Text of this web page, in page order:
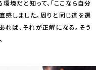
境だと知って、「ここなら自分
感しました。周りと同じ道を選
れば、それが正解になる。そう